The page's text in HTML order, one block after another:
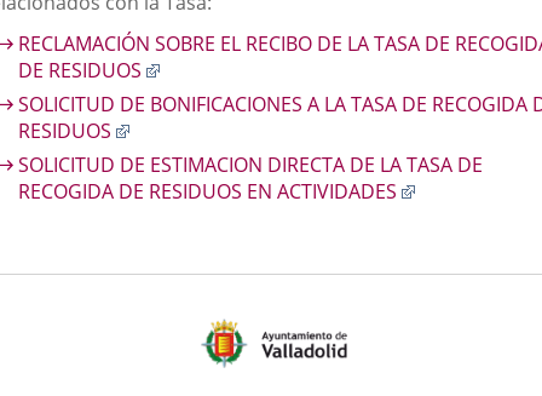
aplicaciónaplicación
RECLAMACIÓN SOBRE EL RECIBO DE LA TASA DE
DE RESIDUOS
a
externa.
SOLICITUD DE BONIFICACIONES A LA TASA DE RECOGIDA
RESIDUOS
a
una
SOLICITUD DE ESTIMACION DIRECTA DE LA TASA DE
RECOGIDA DE RESIDUOS EN ACTIVIDADES
aplicación